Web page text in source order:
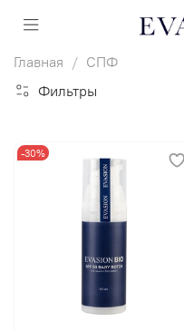
Главная
СПФ
Фильтры
-30%